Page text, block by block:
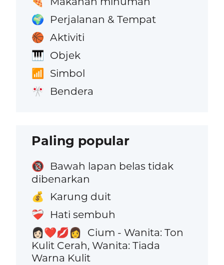
🌍 Perjalanan & Tempat
🏀 Aktiviti
🎹 Objek
📶 Simbol
🎌 Bendera
Paling popular
🔞
Bawah lapan belas tidak
dibenarkan
💰 Karung duit
❤️‍🩹 Hati sembuh
👩🏻‍❤️‍💋‍👩
Cium - Wanita: Ton
Kulit Cerah, Wanita: Tiada
Warna Kulit